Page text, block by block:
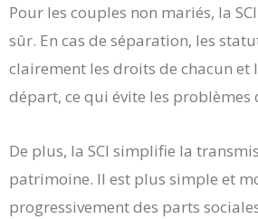
Pour les couples non mariés, la
sûr. En cas de séparation, les
clairement les droits de chacun et
départ, ce qui évite les problèmes
De plus, la SCI simplifie la
patrimoine. Il est plus simple et
progressivement des parts